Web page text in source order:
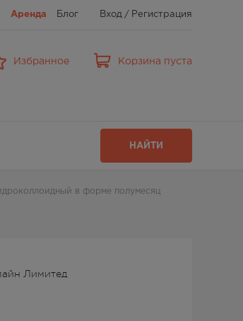
Аренда Блог Вход / Регистрация
Избранное Корзина пуста
НАЙТИ
в форме полумесяц
Лимитед